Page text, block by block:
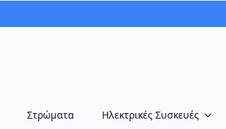
Στρώματα Ηλεκτρικές Συσκευές